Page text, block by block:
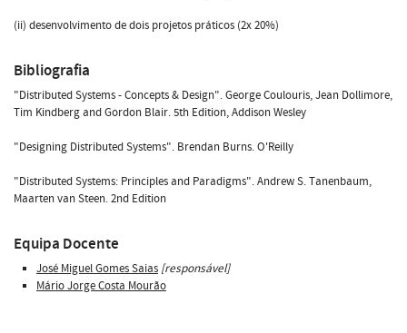
(ii) desenvolvimento de dois projetos práticos (2x 20%)
Bibliografia
"Distributed Systems - Concepts & Design". George Coulouris, Jean Dollimore,
Tim Kindberg and Gordon Blair. 5th Edition, Addison Wesley
"Designing Distributed Systems". Brendan Burns. O'Reilly
"Distributed Systems: Principles and Paradigms". Andrew S. Tanenbaum,
Maarten van Steen. 2nd Edition
Equipa Docente
José Miguel Gomes Saias [responsável]
Mário Jorge Costa Mourão